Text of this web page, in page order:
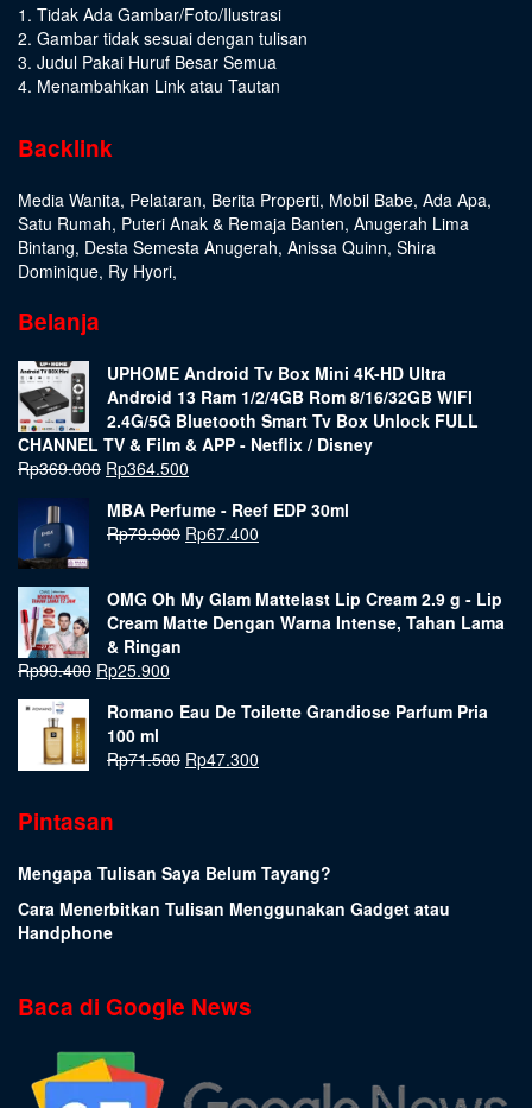
1. Tidak Ada Gambar/Foto/Ilustrasi
2. Gambar tidak sesuai dengan tulisan
3. Judul Pakai Huruf Besar Semua
4. Menambahkan Link atau Tautan
Backlink
Media Wanita, Pelataran, Berita Properti, Mobil Babe, Ada Apa,
Satu Rumah, Puteri Anak & Remaja Banten, Anugerah Lima
Bintang, Desta Semesta Anugerah, Anissa Quinn, Shira
Dominique, Ry Hyori,
Belanja
UPHOME Android Tv Box Mini 4K-HD Ultra
Android 13 Ram 1/2/4GB Rom 8/16/32GB WIFI
2.4G/5G Bluetooth Smart Tv Box Unlock FULL
CHANNEL TV & Film & APP - Netflix / Disney
Rp369.000 Rp364.500
MBA Perfume - Reef EDP 30ml
Rp79.900 Rp67.400
OMG Oh My Glam Mattelast Lip Cream 2.9 g - Lip
Cream Matte Dengan Warna Intense, Tahan Lama
& Ringan
Rp99.400 Rp25.900
Romano Eau De Toilette Grandiose Parfum Pria
100 ml
Rp71.500 Rp47.300
Pintasan
Mengapa Tulisan Saya Belum Tayang?
Cara Menerbitkan Tulisan Menggunakan Gadget atau
Handphone
Baca di Google News